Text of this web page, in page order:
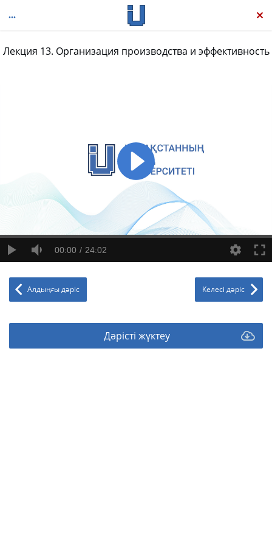
Лекция 13. Организация производства и эффективность
00:00 24:02
Алдыңғы дәріс Келесі дәріс
Дәрісті жүктеу